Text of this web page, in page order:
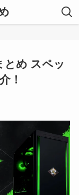
とめ スペッ
！